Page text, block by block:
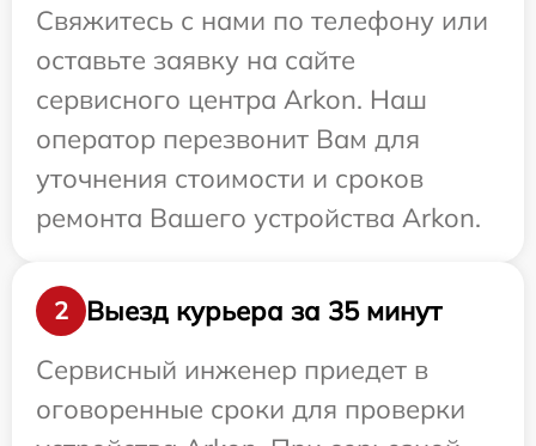
Свяжитесь с нами по телефону или
оставьте заявку на сайте
сервисного центра Arkon. Наш
оператор перезвонит Вам для
уточнения стоимости и сроков
ремонта Вашего устройства Arkon.
2
Выезд курьера за 35 минут
Сервисный инженер приедет в
оговоренные сроки для проверки